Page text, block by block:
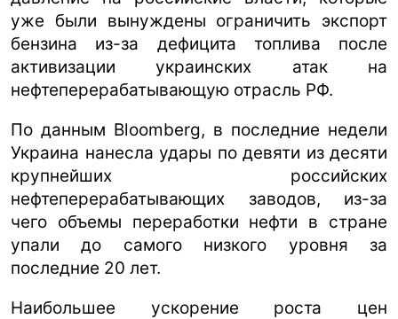
уже были вынуждены ограничить экспорт
бензина из-за дефицита топлива после
активизации украинских атак на
нефтеперерабатывающую отрасль РФ.
По данным Bloomberg, в последние недели
Украина нанесла удары по девяти из десяти
крупнейших российских
нефтеперерабатывающих заводов, из-за
чего объемы переработки нефти в стране
упали до самого низкого уровня за
последние 20 лет.
Наибольшее ускорение роста цен